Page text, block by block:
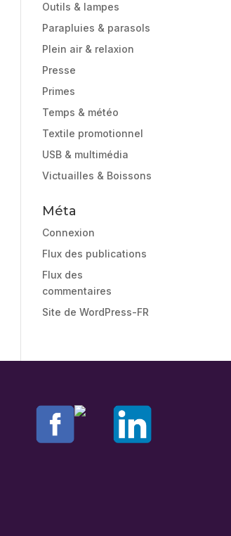
Outils & lampes
Parapluies & parasols
Plein air & relaxion
Presse
Primes
Temps & météo
Textile promotionnel
USB & multimédia
Victuailles & Boissons
Méta
Connexion
Flux des publications
Flux des
commentaires
Site de WordPress-FR